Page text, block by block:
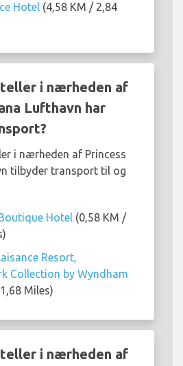
Hotel (4,58 KM / 2,84
i nærheden af
Lufthavn har
i nærheden af Princess
tilbyder transport til og
Hotel (0,58 KM /
Resort,
Collection by Wyndham
Miles)
i nærheden af